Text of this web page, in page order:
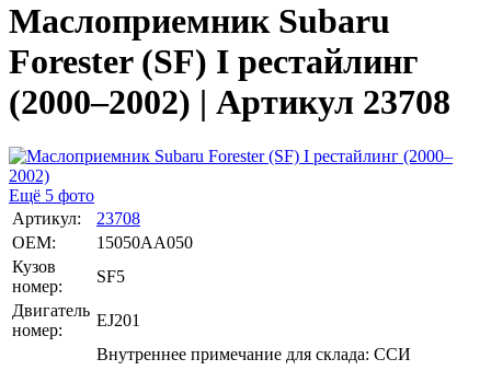
Маслоприемник Subaru
Forester (SF) I рестайлинг
(2000–2002) | Артикул 23708
Ещё 5 фото
Артикул:
23708
OEM:
15050AA050
Кузов
номер:
SF5
Двигатель
номер:
EJ201
Внутреннее примечание для склада: ССИ